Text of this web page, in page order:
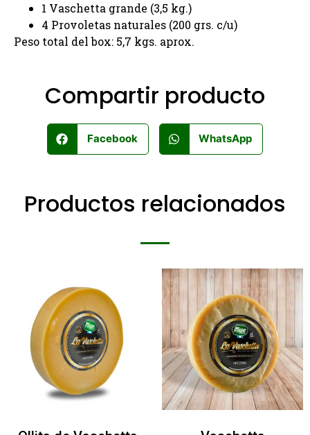
1 Vaschetta grande (3,5 kg.)
4 Provoletas naturales (200 grs. c/u)
Peso total del box: 5,7 kgs. aprox.
Compartir producto
Facebook WhatsApp
Productos relacionados